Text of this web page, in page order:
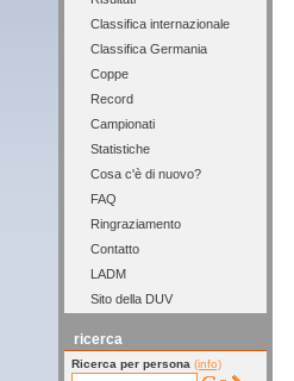
Classifica internazionale
Classifica Germania
Coppe
Record
Campionati
Statistiche
Cosa c'è di nuovo?
FAQ
Ringraziamento
Contatto
LADM
Sito della DUV
ricerca
Ricerca per persona (info)